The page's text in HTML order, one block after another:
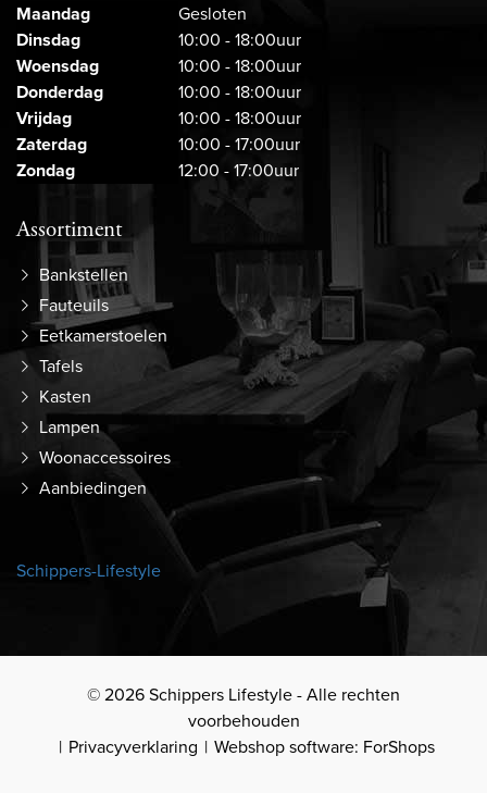
Maandag
Gesloten
Dinsdag
10:00 - 18:00uur
Woensdag
10:00 - 18:00uur
Donderdag
10:00 - 18:00uur
Vrijdag
10:00 - 18:00uur
Zaterdag
10:00 - 17:00uur
Zondag
12:00 - 17:00uur
Assortiment
Bankstellen
Fauteuils
Eetkamerstoelen
Tafels
Kasten
Lampen
Woonaccessoires
Aanbiedingen
Schippers-Lifestyle
© 2026 Schippers Lifestyle - Alle rechten
voorbehouden
Privacyverklaring
Webshop software: ForShops